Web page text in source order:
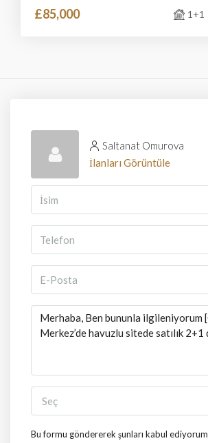
£85,000
1+1
Saltanat Omurova
İlanları Görüntüle
Seç
Bu formu göndererek şunları kabul ediyorum